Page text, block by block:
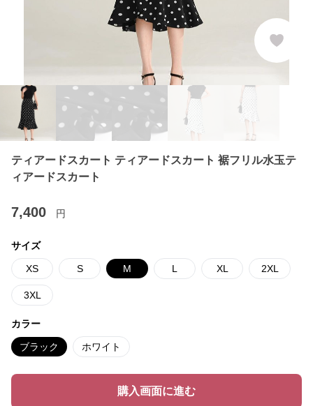
ティアードスカート ティアードスカート 裾フリル水玉テ
ィアードスカート
7,400 円
サイズ
XS S M L XL 2XL
3XL
カラー
ブラック ホワイト
購入画面に進む